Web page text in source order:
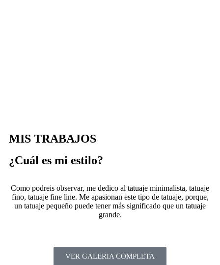
MIS TRABAJOS
¿Cuál es mi estilo?
Como podreis observar, me dedico al tatuaje minimalista, tatuaje
fino, tatuaje fine line. Me apasionan este tipo de tatuaje, porque,
un tatuaje pequeño puede tener más significado que un tatuaje
grande.
VER GALERIA COMPLETA